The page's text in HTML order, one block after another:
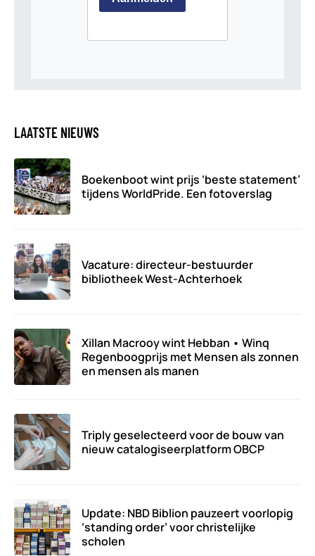
LAATSTE NIEUWS
Boekenboot wint prijs ‘beste statement’
tijdens WorldPride. Een fotoverslag
Vacature: directeur-bestuurder
bibliotheek West-Achterhoek
Xillan Macrooy wint Hebban • Winq
Regenboogprijs met Mensen als zonnen
en mensen als manen
Triply geselecteerd voor de bouw van
nieuw catalogiseerplatform OBCP
Update: NBD Biblion pauzeert voorlopig
‘standing order’ voor christelijke
scholen